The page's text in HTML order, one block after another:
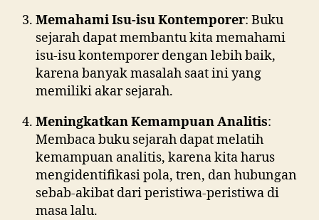
Memahami Isu-isu Kontemporer: Buku
sejarah dapat membantu kita memahami
isu-isu kontemporer dengan lebih baik,
karena banyak masalah saat ini yang
memiliki akar sejarah.
Meningkatkan Kemampuan Analitis:
Membaca buku sejarah dapat melatih
kemampuan analitis, karena kita harus
mengidentifikasi pola, tren, dan hubungan
sebab-akibat dari peristiwa-peristiwa di
masa lalu.